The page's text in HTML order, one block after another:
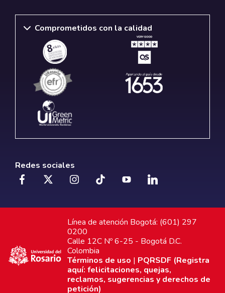
Comprometidos con la calidad
Redes sociales
Línea de atención Bogotá: (601) 297
0200
Calle 12C Nº 6-25 - Bogotá D.C.
Colombia
Términos de uso | PQRSDF (Registra
aquí: felicitaciones, quejas,
reclamos, sugerencias y derechos de
petición)